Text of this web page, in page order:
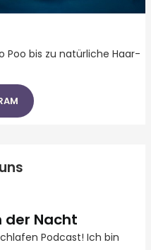
Poo bis zu natürliche Haar-
der Nacht
Podcast! Ich bin